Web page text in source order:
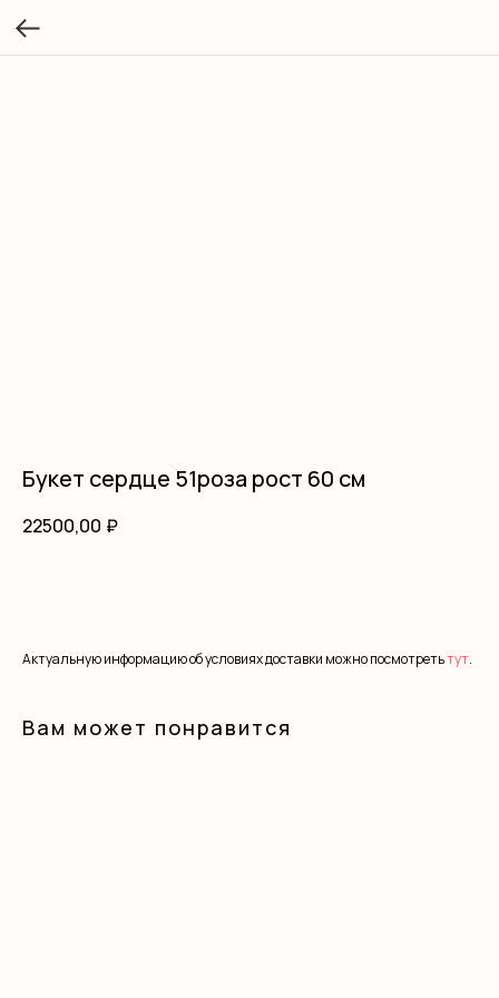
Букет сердце 51роза рост 60 см
22500,00 ₽
Актуальную информацию об условиях доставки можно посмотретьтут.
Вам может понравится